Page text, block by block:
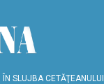
ÎN SLUJBA CETĂŢEANULUI